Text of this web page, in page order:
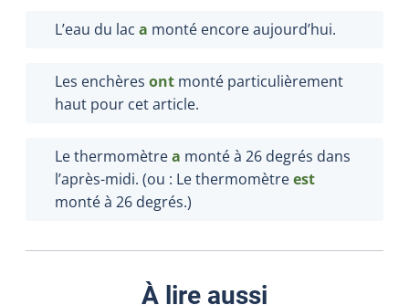
L’eau du lac a monté encore aujourd’hui.
Les enchères ont monté particulièrement
haut pour cet article.
Le thermomètrea monté à 26 degrés dans
l’après-midi. (ou : Le thermomètreest
monté à 26 degrés.)
À lire aussi